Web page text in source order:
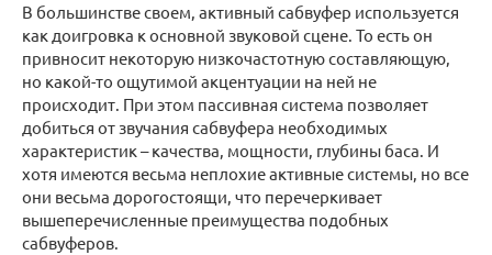
В большинстве своем, активный сабвуфер используется
как доигровка к основной звуковой сцене. То есть он
привносит некоторую низкочастотную составляющую,
но какой-то ощутимой акцентуации на ней не
происходит. При этом пассивная система позволяет
добиться от звучания сабвуфера необходимых
характеристик – качества, мощности, глубины баса. И
хотя имеются весьма неплохие активные системы, но все
они весьма дорогостоящи, что перечеркивает
вышеперечисленные преимущества подобных
сабвуферов.